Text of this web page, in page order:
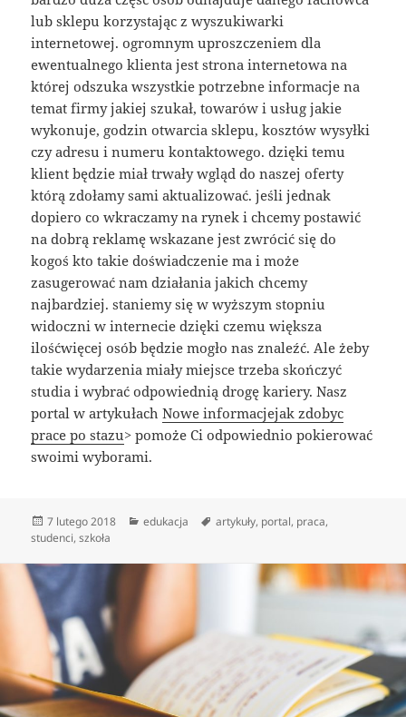
lub sklepu korzystając z wyszukiwarki
internetowej. ogromnym uproszczeniem dla
ewentualnego klienta jest strona internetowa na
której odszuka wszystkie potrzebne informacje na
temat firmy jakiej szukał, towarów i usług jakie
wykonuje, godzin otwarcia sklepu, kosztów wysyłki
czy adresu i numeru kontaktowego. dzięki temu
klient będzie miał trwały wgląd do naszej oferty
którą zdołamy sami aktualizować. jeśli jednak
dopiero co wkraczamy na rynek i chcemy postawić
na dobrą reklamę wskazane jest zwrócić się do
kogoś kto takie doświadczenie ma i może
zasugerować nam działania jakich chcemy
najbardziej. staniemy się w wyższym stopniu
widoczni w internecie dzięki czemu większa
ilośćwięcej osób będzie mogło nas znaleźć. Ale żeby
takie wydarzenia miały miejsce trzeba skończyć
studia i wybrać odpowiednią drogę kariery. Nasz
portal w artykułachNowe informacjejak zdobyc
prace po stazu> pomoże Ci odpowiednio pokierować
swoimi wyborami.
Data
publikacji
7 lutego 2018 Kategorie
edukacja Tagi
artykuły, portal, praca,
studenci,szkoła